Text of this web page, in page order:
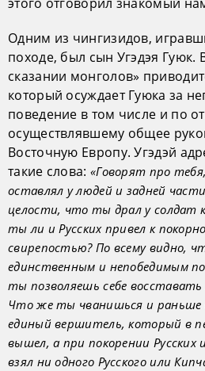
Одним из чингизидов,
походе, был сын Угэдэя Гуюк.
сказании монголов»
который осуждает Гуюка за
поведение в том числе и по
осуществлявшему общее
Восточную Европу. Угэдэй
такие слова: «Говорят про
оставлял у людей и задней
целости, что ты драл у солдат
ты ли и Русских привел к
свирепостью? По всему видно,
единственным и непобедимым
ты позволяешь себе
Что же ты чванишься и раньше
единый вершитель, который в
вышел, а при покорении Русских
взял ни одного Русского или